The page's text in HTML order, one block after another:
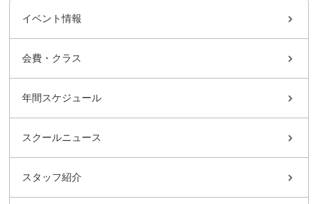
イベント情報
会費・クラス
年間スケジュール
スクールニュース
スタッフ紹介